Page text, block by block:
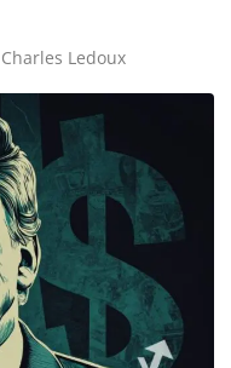
Charles Ledoux